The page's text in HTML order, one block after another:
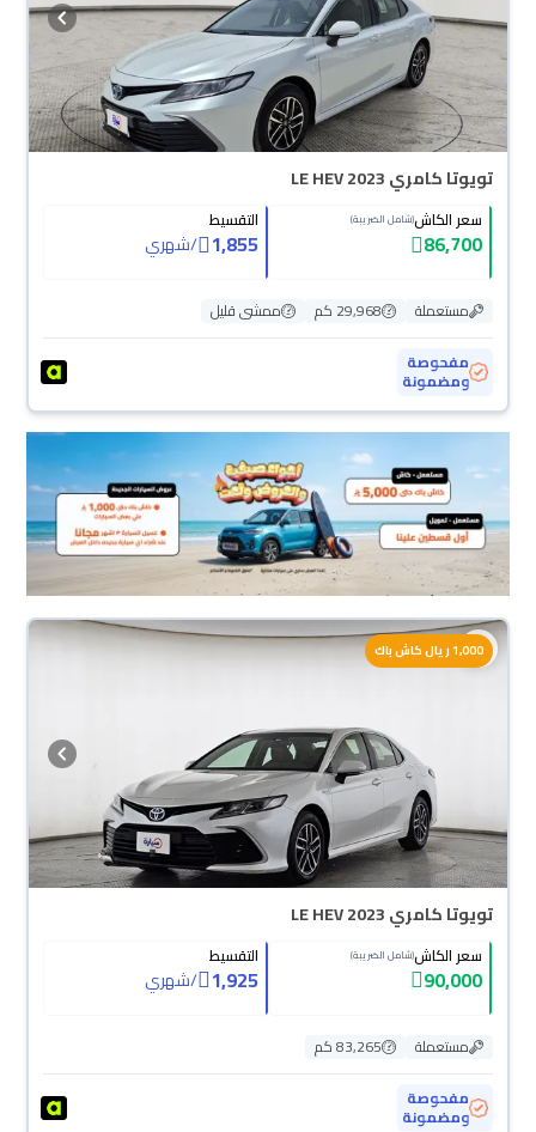
تويوتا كامري LE HEV 2023
سعر الكاش(شامل الضريبة)
86,700
التقسيط
1,855
/شهري
مستعملة 29,968 كم
ممشى قليل
مفحوصة
ومضمونة
1,000 ريال كاش باك
تويوتا كامري LE HEV 2023
سعر الكاش(شامل الضريبة)
90,000
التقسيط
1,925
/شهري
مستعملة
83,265 كم
مفحوصة
ومضمونة